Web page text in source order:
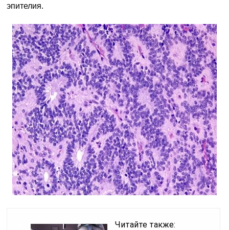
эпителия.
Читайте также: